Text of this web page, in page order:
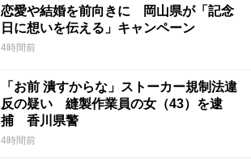
恋愛や結婚を前向きに 岡山県が「記念
日に想いを伝える」キャンペーン
4時間前
「お前 潰すからな」ストーカー規制法違
反の疑い 縫製作業員の女（43）を逮
捕 香川県警
4時間前